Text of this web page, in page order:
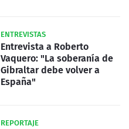
ENTREVISTAS
Entrevista a Roberto
Vaquero: "La soberanía de
Gibraltar debe volver a
España"
REPORTAJE